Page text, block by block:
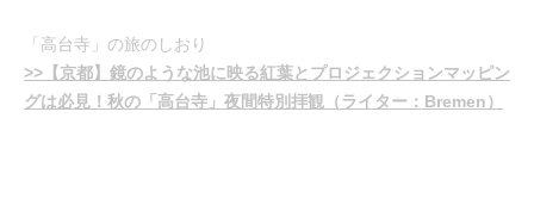
「高台寺」の旅のしおり
>>【京都】鏡のような池に映る紅葉とプロジェクションマッピン
グは必見！秋の「高台寺」夜間特別拝観（ライター：Bremen）